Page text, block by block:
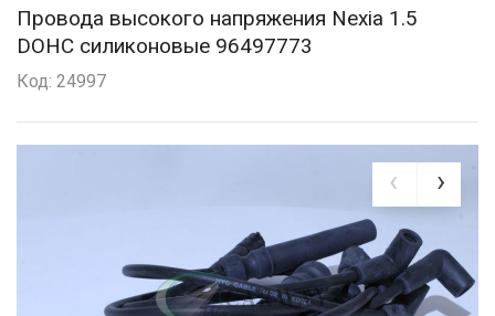
Провода высокого напряжения Nexia 1.5
DOHC силиконовые 96497773
Код: 24997